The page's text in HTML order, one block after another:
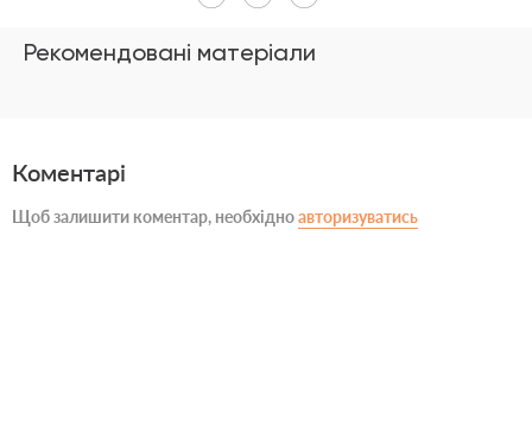
Рекомендовані матеріали
Коментарі
Щоб залишити коментар, необхідноавторизуватись